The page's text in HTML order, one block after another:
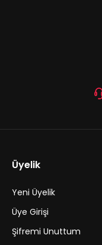
Üyelik
Yeni Üyelik
Üye Girişi
Şifremi Unuttum